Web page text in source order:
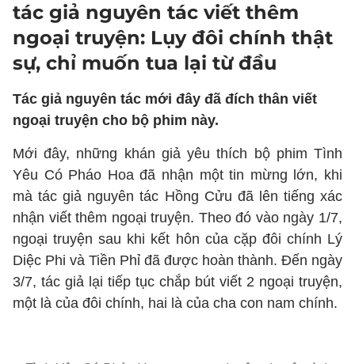
tác giả nguyên tác viết thêm
ngoại truyện: Lụy đôi chính thật
sự, chỉ muốn tua lại từ đầu
Tác giả nguyên tác mới đây đã đích thân viết
ngoại truyện cho bộ phim này.
Mới đây, những khán giả yêu thích bộ phim Tình
Yêu Có Pháo Hoa đã nhận một tin mừng lớn, khi
mà tác giả nguyên tác Hồng Cửu đã lên tiếng xác
nhận viết thêm ngoại truyện. Theo đó vào ngày 1/7,
ngoại truyện sau khi kết hôn của cặp đôi chính Lý
Diệc Phi và Tiền Phỉ đã được hoàn thành. Đến ngày
3/7, tác giả lại tiếp tục chắp bút viết 2 ngoại truyện,
một là của đôi chính, hai là của cha con nam chính.